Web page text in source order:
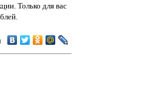
Только для вас